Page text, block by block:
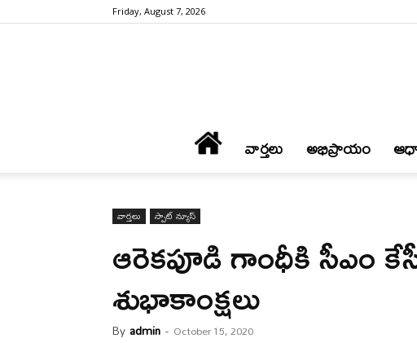
Friday, August 7, 2026
వార్త‌లు అభిప్రాయం
వార్త‌లు స్పాట్ న్యూస్
ఆరెక‌పూడి గాంధీకి సీఎం
శుభాకాంక్ష‌లు
By admin - October 15, 2020